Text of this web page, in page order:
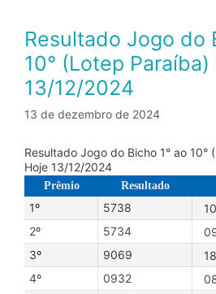
Resultado Jogo do
10° (Lotep
13/12/2024
13 de dezembro de 2024
Resultado Jogo do Bicho 1° ao 10°
Hoje 13/12/2024
Prêmio Resultado
1º 5738
2º
5734
3º
9069
4º
0932